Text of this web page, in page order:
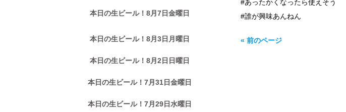
#あったかくなったら使えそう
#誰が興味あんねん
« 前のページ
本日の生ビール！8月7日金曜日
本日の生ビール！8月3日月曜日
本日の生ビール！8月2日日曜日
本日の生ビール！7月31日金曜日
本日の生ビール！7月29日水曜日